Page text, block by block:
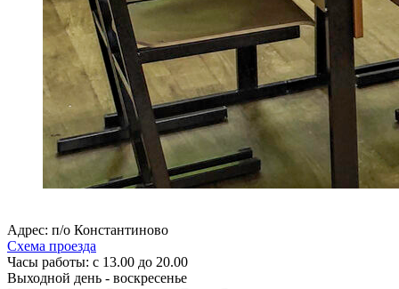
Адрес: п/о Константиново
Схема проезда
Часы работы: с 13.00 до 20.00
Выходной день - воскресенье